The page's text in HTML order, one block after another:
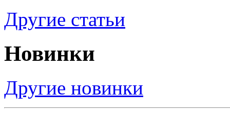
Другие статьи
Новинки
Другие новинки